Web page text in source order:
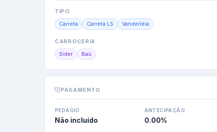
TIPO
Carreta Carreta LS Vanderléia
CARROCERIA
Sider Baú
PAGAMENTO
PEDÁGIO
Não incluído
ANTECIPAÇÃO
0.00%